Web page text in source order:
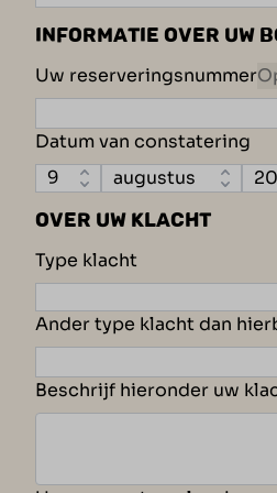
INFORMATIE OVER UW
Uw reserveringsnummer
Datum van constatering
OVER UW KLACHT
Type klacht
Ander type klacht dan
Beschrijf hieronder uw